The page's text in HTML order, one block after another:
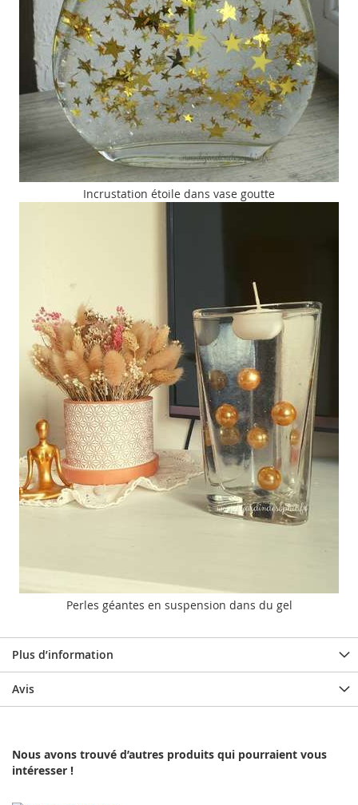
Incrustation étoile dans vase goutte
Perles géantes en suspension dans du gel
Plus d’information
Avis
Nous avons trouvé d’autres produits qui pourraient vous
intéresser !